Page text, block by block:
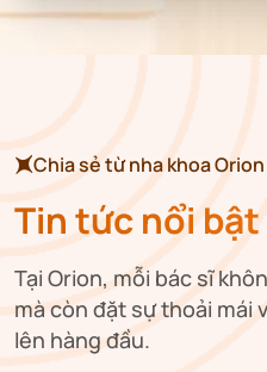
Chia sẻ từ nha khoa Orion
Tin tức nổi bật
Tại Orion, mỗi bác sĩ
mà còn đặt sự thoải mái
lên hàng đầu.